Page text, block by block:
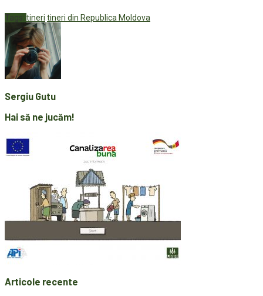
Tags: tineri tineri din Republica Moldova
Sergiu Gutu
Hai să ne jucăm!
Articole recente